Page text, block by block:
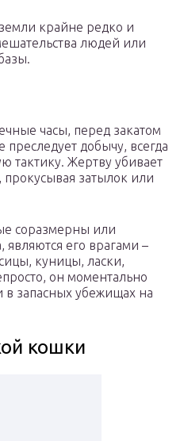
крайне редко и
людей или
часы, перед закатом
преследует добычу, всегда
тактику. Жертву убивает
затылок или
соразмерны или
являются его врагами –
куницы, ласки,
он моментально
в запасных убежищах на
кошки